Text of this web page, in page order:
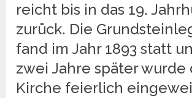
reicht bis in das 19.
zurück. Die
fand im Jahr 1893 statt
zwei Jahre später wurde
Kirche feierlich